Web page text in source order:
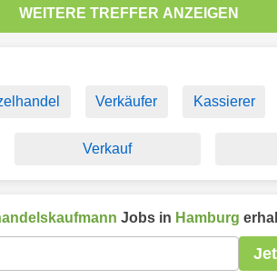
WEITERE TREFFER ANZEIGEN
Verkäufer Kassierer
Verkauf
Jobs in Hamburg